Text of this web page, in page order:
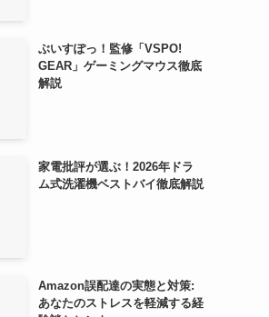
ぶいすぽっ！監修「VSPO!
GEAR」ゲーミングマウス徹底
解説
家電批評が選ぶ！2026年ドラ
ム式洗濯機ベストバイ徹底解説
Amazon誤配達の実態と対策:
あなたのストレスを軽減する経